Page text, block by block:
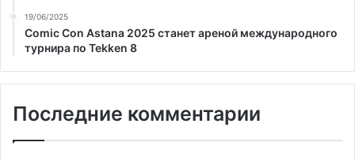
19/06/2025
Comic Con Astana 2025 станет ареной международного
турнира по Tekken 8
Последние комментарии